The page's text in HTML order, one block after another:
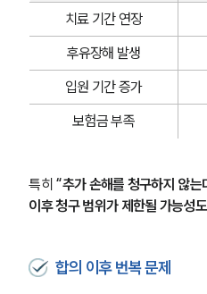
치료 기간 연장
후유장해 발생
입원 기간 증가
보험금 부족
특히 “추가 손해를 청구하지 않
이후 청구 범위가 제한될 가능성
합의 이후 번복 문제